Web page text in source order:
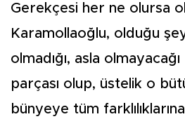
Gerekçesi her ne olursa
Karamollaoğlu, olduğu
olmadığı, asla
parçası olup, üstelik o
bünyeye tüm